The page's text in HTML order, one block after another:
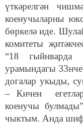
үткәрелгән
коенучыларны
бөркелә иде.
комитеты
“18 гыйнварда
урамындагы
догалар укыды,
– Кичен
коенучы
чыктым. Анда